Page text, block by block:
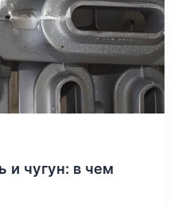
и чугун: в чем